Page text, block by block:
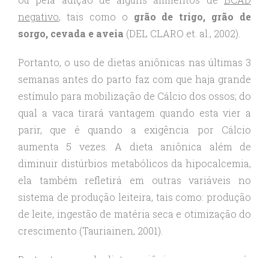
negativo, tais como o grão de trigo, grão de
sorgo, cevada e aveia (DEL CLARO et. al., 2002).
Portanto, o uso de dietas aniônicas nas últimas 3
semanas antes do parto faz com que haja grande
estímulo para mobilização de Cálcio dos ossos; do
qual a vaca tirará vantagem quando esta vier a
parir, que é quando a exigência por Cálcio
aumenta 5 vezes. A dieta aniônica além de
diminuir distúrbios metabólicos da hipocalcemia,
ela também refletirá em outras variáveis no
sistema de produção leiteira, tais como: produção
de leite, ingestão de matéria seca e otimização do
crescimento (Tauriainen, 2001).